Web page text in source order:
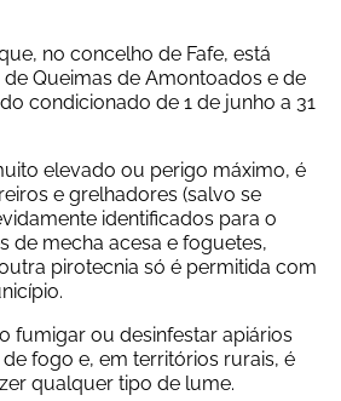
no concelho de Fafe, está
Queimas de Amontoados e de
condicionado de 1 de junho a 31
elevado ou perigo máximo, é
e grelhadores (salvo se
identificados para o
de mecha acesa e foguetes,
pirotecnia só é permitida com
fumigar ou desinfestar apiários
fogo e, em territórios rurais, é
qualquer tipo de lume.